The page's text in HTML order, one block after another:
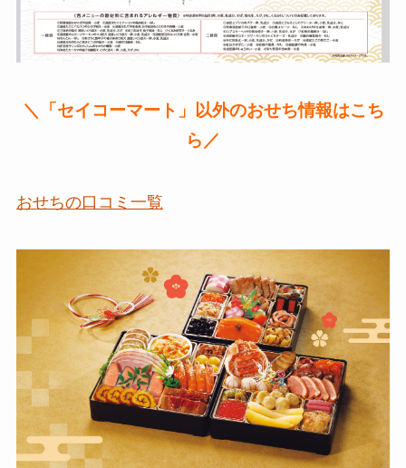
＼「セイコーマート」以外のおせち情報はこち
ら／
おせちの口コミ一覧